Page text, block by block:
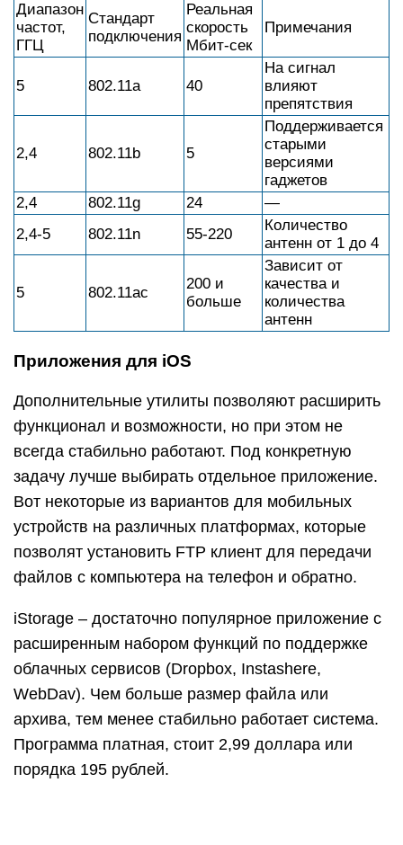
Диапазон
частот,
ГГЦ
Стандарт
подключения
Реальная
скорость
Мбит-сек
Примечания
5 802.11а 40
На сигнал
влияют
препятствия
2,4 802.11b 5
Поддерживается
старыми
версиями
гаджетов
2,4
802.11g 24
—
2,4-5
802.11n 55-220
Количество
антенн от 1 до 4
5 802.11ac
200 и
больше
Зависит от
качества и
количества
антенн
Приложения для iOS
Дополнительные утилиты позволяют расширить
функционал и возможности, но при этом не
всегда стабильно работают. Под конкретную
задачу лучше выбирать отдельное приложение.
Вот некоторые из вариантов для мобильных
устройств на различных платформах, которые
позволят установить FTP клиент для передачи
файлов с компьютера на телефон и обратно.
iStorage – достаточно популярное приложение с
расширенным набором функций по поддержке
облачных сервисов (Dropbox, Instashere,
WebDav). Чем больше размер файла или
архива, тем менее стабильно работает система.
Программа платная, стоит 2,99 доллара или
порядка 195 рублей.